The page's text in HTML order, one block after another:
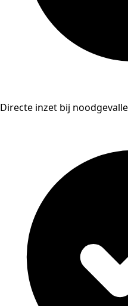
Directe inzet bij